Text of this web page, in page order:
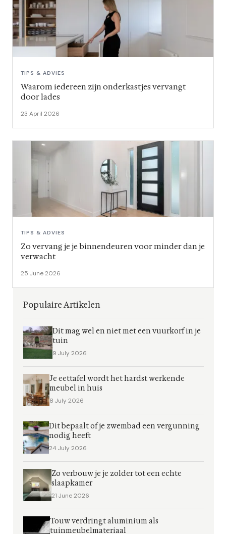
TIPS & ADVIES
Waarom iedereen zijn onderkastjes vervangt
door lades
23 April 2026
TIPS & ADVIES
Zo vervang je je binnendeuren voor minder dan je
verwacht
25 June 2026
Populaire Artikelen
Dit mag wel en niet met een vuurkorf in je
tuin
9 July 2026
Je eettafel wordt het hardst werkende
meubel in huis
8 July 2026
Dit bepaalt of je zwembad een vergunning
nodig heeft
24 July 2026
Zo verbouw je je zolder tot een echte
slaapkamer
21 June 2026
Touw verdringt aluminium als
tuinmeubelmateriaal